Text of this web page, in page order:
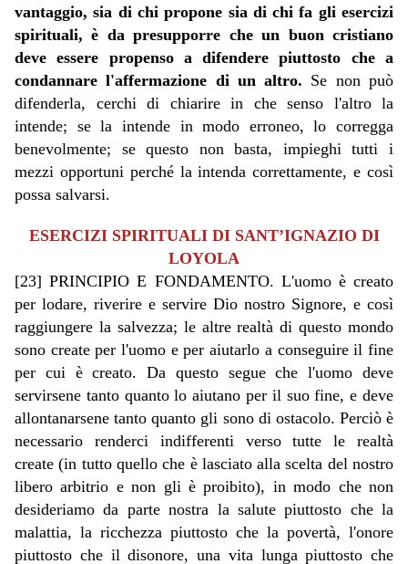
vantaggio, sia di chi propone sia di chi fa gli esercizi
spirituali, è da presupporre che un buon cristiano
deve essere propenso a difendere piuttosto che a
condannare l'affermazione di un altro. Se non può
difenderla, cerchi di chiarire in che senso l'altro la
intende; se la intende in modo erroneo, lo corregga
benevolmente; se questo non basta, impieghi tutti i
mezzi opportuni perché la intenda correttamente, e così
possa salvarsi.
ESERCIZI SPIRITUALI DI SANT’IGNAZIO DI
LOYOLA
[23] PRINCIPIO E FONDAMENTO. L'uomo è creato
per lodare, riverire e servire Dio nostro Signore, e così
raggiungere la salvezza; le altre realtà di questo mondo
sono create per l'uomo e per aiutarlo a conseguire il fine
per cui è creato. Da questo segue che l'uomo deve
servirsene tanto quanto lo aiutano per il suo fine, e deve
allontanarsene tanto quanto gli sono di ostacolo. Perciò è
necessario renderci indifferenti verso tutte le realtà
create (in tutto quello che è lasciato alla scelta del nostro
libero arbitrio e non gli è proibito), in modo che non
desideriamo da parte nostra la salute piuttosto che la
malattia, la ricchezza piuttosto che la povertà, l'onore
piuttosto che il disonore, una vita lunga piuttosto che